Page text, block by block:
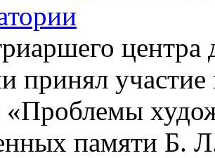
центра
принял
«Проблемы
памяти Б.